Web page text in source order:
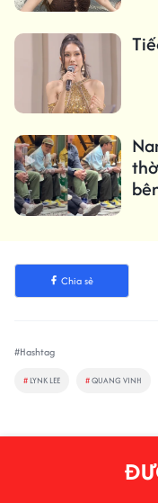
Chia sẻ
#Hashtag
# LYNK LEE #QUANG VINH